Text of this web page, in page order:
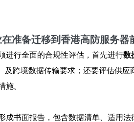
准备迁移到香港高防服务器
进行全面的合规性评估，首先进行数
及跨境数据传输要求；还要评估供应
施。
成书面报告，包含数据清单、适用